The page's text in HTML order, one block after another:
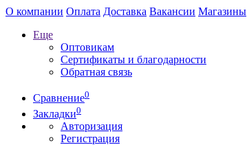
О компании Оплата Доставка Вакансии Магазины
Еще
Оптовикам
Сертификаты и благодарности
Обратная связь
Сравнение0
Закладки0
Авторизация
Регистрация